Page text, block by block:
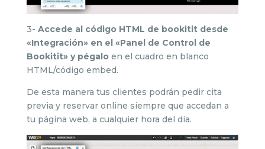
3- Accede al código HTML de bookitit desde
«Integración» en el «Panel de Control de
Bookitit» y pégalo en el cuadro en blanco
HTML/código embed.
De esta manera tus clientes podrán pedir cita
previa y reservar online siempre que accedan a
tu página web, a cualquier hora del día.